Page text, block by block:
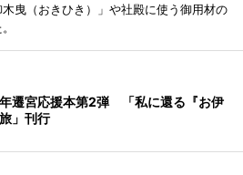
曳（おきひき）」や社殿に使う御用材の
遷宮応援本第2弾 「私に還る『お伊
」刊行